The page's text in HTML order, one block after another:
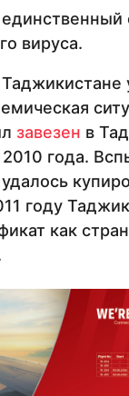
вируса.
Таджикистане
завезен в
года.
году
как